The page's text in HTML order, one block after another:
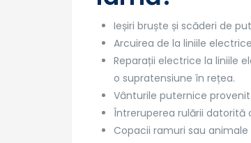
Ieșiri bruște și scăderi de
Arcuirea de la liniile
Reparații electrice la liniile
o supratensiune în rețea.
Vânturile puternice
Întreruperea rulării datorită
Copacii ramuri sau